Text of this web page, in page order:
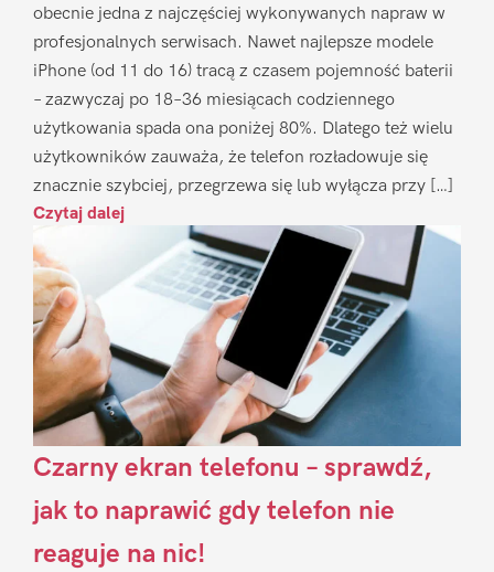
obecnie jedna z najczęściej wykonywanych napraw w
profesjonalnych serwisach. Nawet najlepsze modele
iPhone (od 11 do 16) tracą z czasem pojemność baterii
– zazwyczaj po 18–36 miesiącach codziennego
użytkowania spada ona poniżej 80%. Dlatego też wielu
użytkowników zauważa, że telefon rozładowuje się
znacznie szybciej, przegrzewa się lub wyłącza przy […]
Czytaj dalej
Czarny ekran telefonu – sprawdź,
jak to naprawić gdy telefon nie
reaguje na nic!